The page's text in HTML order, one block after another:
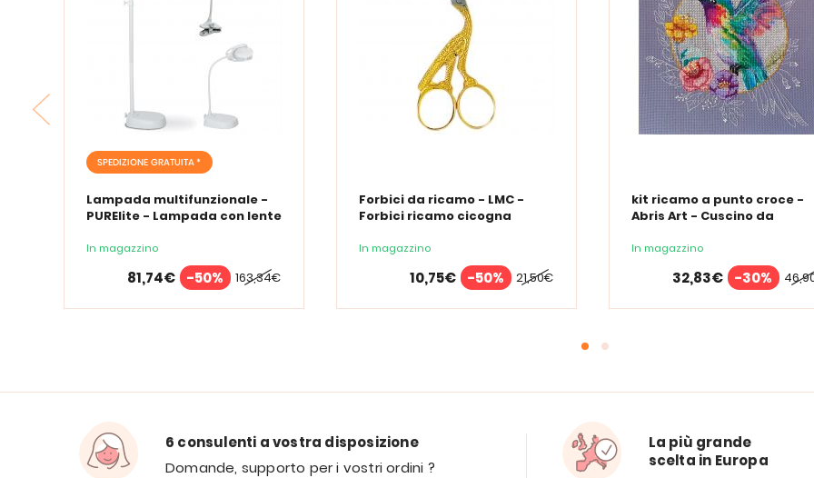
SPEDIZIONE GRATUITA *
Lampada multifunzionale -
PURElite - Lampada con lente
Spectrum
In magazzino
163,34€
81,74€ -50%
Forbici da ricamo - LMC -
Forbici ricamo cicogna
In magazzino
21,50€
10,75€ -50%
kit ricamo a punto croce -
Abris Art - Cuscino da
paradiso
In magazzino
32,83€ -30%
6 consulenti a vostra disposizione
Domande, supporto per i vostri ordini ?
La più grande
scelta in Europa